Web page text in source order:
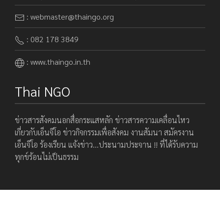
: webmaster@thaingo.org
: 082 178 3849
: www.thaingo.in.th
Thai NGO
ข่าวสารสังคมนอกสื่อกระแสหลัก ข่าวสารความเคลื่อนไหว
เกี่ยวกับเอ็นจีโอ ข่าวกิจกรรมเพื่อสังคม งานสัมนา สมัครงาน
เอ็นจีโอ ร้องเรียน แจ้งข่าว…ประนามประจาน !! ที่ได้รับความ
ทุกข์ร้อนไม่เป็นธรรม